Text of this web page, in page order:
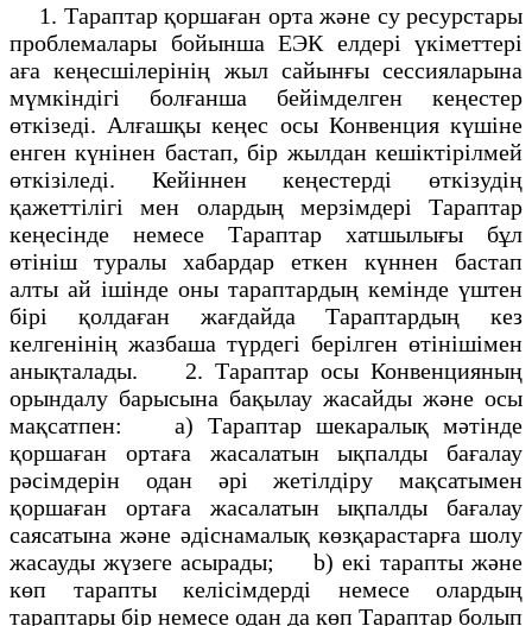
1. Тараптар қоршаған орта және су ресурстары
проблемалары бойынша ЕЭК елдерi үкiметтерi
аға кеңесшілерiнiң жыл сайынғы сессияларына
мүмкiндiгi болғанша бейімделген кеңестер
өткiзедi. Алғашқы кеңес осы Конвенция күшiне
енген күнiнен бастап, бiр жылдан кешiктiрiлмей
өткiзiледi. Кейiннен кеңестердi өткiзудiң
қажеттiлiгi мен олардың мерзiмдерi Тараптар
кеңесiнде немесе Тараптар хатшылығы бұл
өтiнiш туралы хабардар еткен күннен бастап
алты ай ішінде оны тараптардың кемiнде үштен
бiрi қолдаған жағдайда Тараптардың кез
келгенiнің жазбаша түрдегi берiлген өтiнiшiмен
анықталады. 2. Тараптар осы Конвенцияның
орындалу барысына бақылау жасайды және осы
мақсатпен: a) Тараптар шекаралық мәтiнде
қоршаған ортаға жасалатын ықпалды бағалау
рәсiмдерiн одан әрi жетiлдiру мақсатымен
қоршаған ортаға жасалатын ықпалды бағалау
саясатына және әдiснамалық көзқарастарға шолу
жасауды жүзеге асырады; b) екi тарапты және
көп тарапты келiсiмдердi немесе олардың
тараптары бiр немесе одан да көп Тараптар болып